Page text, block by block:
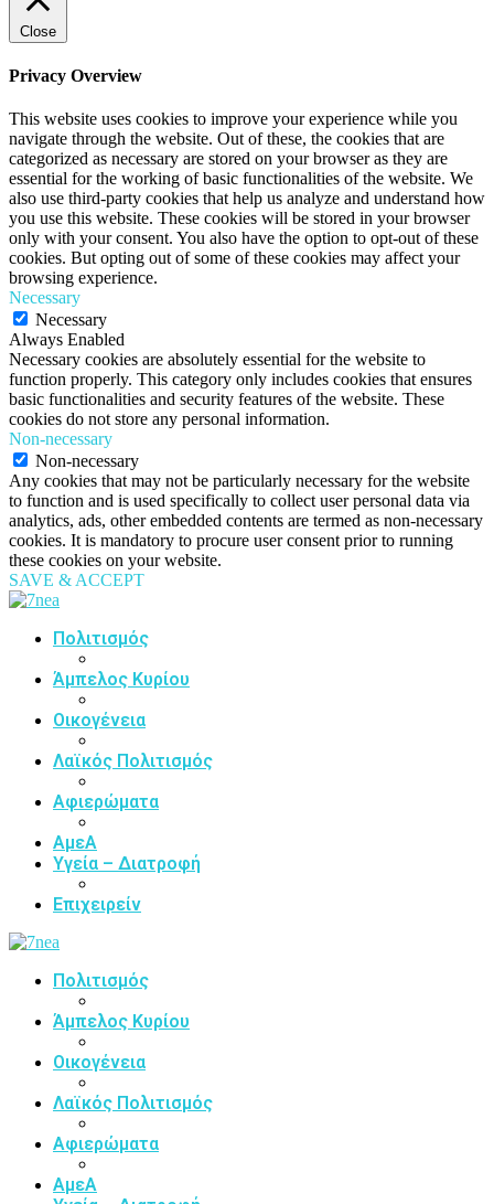
Close
Privacy Overview
This website uses cookies to improve your experience while you
navigate through the website. Out of these, the cookies that are
categorized as necessary are stored on your browser as they are
essential for the working of basic functionalities of the website. We
also use third-party cookies that help us analyze and understand how
you use this website. These cookies will be stored in your browser
only with your consent. You also have the option to opt-out of these
cookies. But opting out of some of these cookies may affect your
browsing experience.
Necessary
Necessary
Always Enabled
Necessary cookies are absolutely essential for the website to
function properly. This category only includes cookies that ensures
basic functionalities and security features of the website. These
cookies do not store any personal information.
Non-necessary
Non-necessary
Any cookies that may not be particularly necessary for the website
to function and is used specifically to collect user personal data via
analytics, ads, other embedded contents are termed as non-necessary
cookies. It is mandatory to procure user consent prior to running
these cookies on your website.
SAVE & ACCEPT
Πολιτισμός
Άμπελος Κυρίου
Οικογένεια
Λαϊκός Πολιτισμός
Αφιερώματα
ΑμεΑ
Υγεία – Διατροφή
Επιχειρείν
Πολιτισμός
Άμπελος Κυρίου
Οικογένεια
Λαϊκός Πολιτισμός
Αφιερώματα
ΑμεΑ